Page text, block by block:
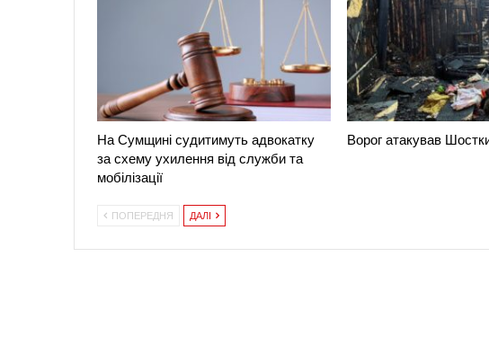
На Сумщині судитимуть адвокатку
за схему ухилення від служби та
мобілізації
Ворог атакував
ПОПЕРЕДНЯ ДАЛІ